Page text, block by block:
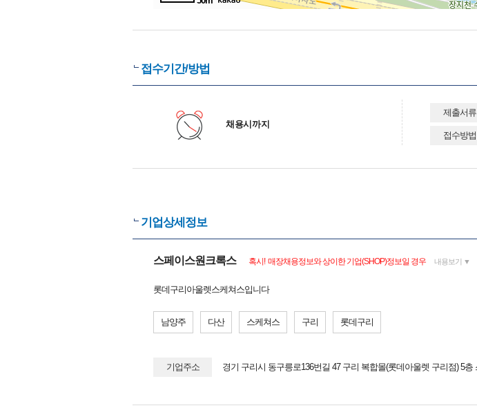
접수기간/방법
채용시까지
제출서류
접수방법
기업상세정보
스페이스원크록스 혹시! 매장채용정보와 상이한 기업(SHOP)정보일 경우 내용보기 ▼
롯데구리아울렛스케쳐스입니다
남양주 다산 스케쳐스 구리 롯데구리
기업주소 경기 구리시 동구릉로136번길 47 구리 복합몰(롯데아울렛 구리점) 5층